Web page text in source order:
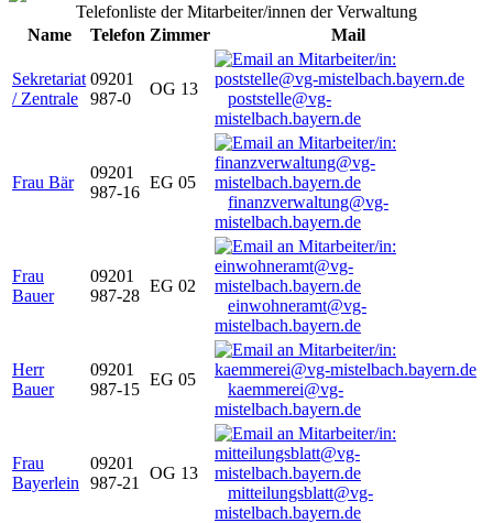
Telefonliste der Mitarbeiter/innen der Verwaltung
Name
Telefon Zimmer Mail
Sekretariat
/ Zentrale
09201
987-0
OG 13
poststelle@vg-
mistelbach.bayern.de
Frau Bär
09201
987-16
EG 05
finanzverwaltung@vg-
mistelbach.bayern.de
Frau
Bauer
09201
987-28
EG 02
einwohneramt@vg-
mistelbach.bayern.de
Herr
Bauer
09201
987-15
EG 05
kaemmerei@vg-
mistelbach.bayern.de
Frau
Bayerlein
09201
987-21
OG 13
mitteilungsblatt@vg-
mistelbach.bayern.de